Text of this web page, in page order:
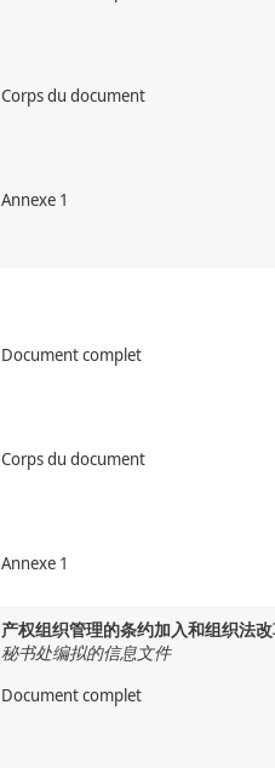
Corps du document
Annexe 1
Document complet
Corps du document
Annexe 1
产权组织管理的条约加入和组织法
秘书处编拟的信息文件
Document complet